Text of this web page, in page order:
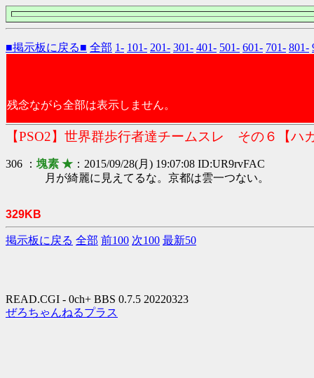
■掲示板に戻る■ 全部 1- 101- 201- 301- 401- 501- 601- 701- 801-
残念ながら全部は表示しません。
【PSO2】世界群歩行者達チームスレ その６【ハ
306 ： 塊素 ★ ：2015/09/28(月) 19:07:08 ID:UR9rvFAC
月が綺麗に見えてるな。京都は雲一つない。
329KB
掲示板に戻る 全部 前100 次100 最新50
READ.CGI - 0ch+ BBS 0.7.5 20220323
ぜろちゃんねるプラス